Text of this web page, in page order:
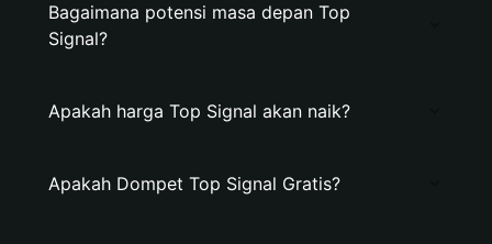
Bagaimana potensi masa depan Top
Signal?
Apakah harga Top Signal akan naik?
Apakah Dompet Top Signal Gratis?